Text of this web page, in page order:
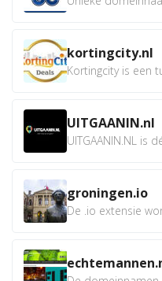
kortingcity.nl
UITGAANIN.nl
groningen.io